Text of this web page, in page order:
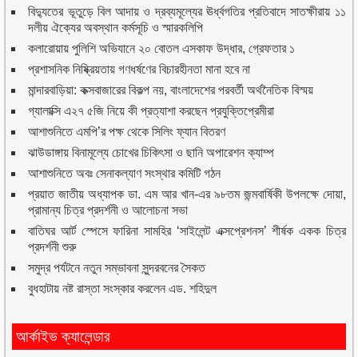
বিদ্যুতের ভূতুড়ে বিল আদায় ও দ্রব্যমূল্যের ঊর্ধ্বগতির প্রতিবাদে সাতক্ষীরায় ১১
দলীয় ঐক্যের অবস্থান কর্মসূচি ও স্মারকলিপি
কলারোয়ায় পুলিশি অভিযানে ২০ বোতল এসকাফ উদ্ধার, গ্রেফতার ১
প্রশাসনিক নিষ্ক্রিয়তায় গণধর্ষণের বিচারহীনতা মানা হবে না
মান্দারবাড়িয়া: কক্সবাজারের বিকল্প নয়, বাংলাদেশের পরবর্তী অর্থনৈতিক বিস্ময়
গ্যালাক্সি এ২৭ ৫জি নিয়ে কী প্রত্যাশা করছেন প্রযুক্তিপ্রেমীরা
আশাশুনিতে এমপি’র পক্ষ থেকে সিলিং ফ্যান বিতরণ
ঝাউডাঙ্গায় বিনামূল্যে চোখের চিকিৎসা ও ছানি অপারেশন ক্যাম্প
আশাশুনিতে অবঃ সেনাকল্যাণ সংস্থার কমিটি গঠন
প্রয়াত জাতীয় অধ্যাপক ডা. এম আর খান-এর ৯৮তম জন্মবার্ষিকী উপলক্ষে দোয়া,
প্রামান্য চিত্র প্রদর্শনী ও আলোচনা সভা
বাতিঘর আর্ট স্পেসে ফারিনা সামহির ‘সাইলেন্ট এক্সপ্রেশনস’ শীর্ষক একক চিত্র
প্রদর্শনী শুরু
সমুদ্র পর্যটনে নতুন সম্ভাবনা সুন্দরবনের সৈকত
বুধহাটায় নষ্ট রাস্তা সংস্কার করলেন এড. শহিদুল
আর্কাইভ ক্যালেন্ডার